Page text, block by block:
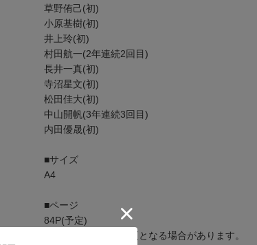
草野侑己(初)
小原基樹(初)
井上玲(初)
村田航一(2年連続2回目)
長井一真(初)
寺沼星文(初)
松田佳大(初)
中山開帆(3年連続3回目)
内田優晟(初)
■サイズ
A4
■ページ
84P(予定)
※製作中につき、変更となる場合があります。